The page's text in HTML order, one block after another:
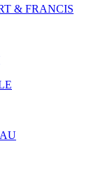
& FRANCIS